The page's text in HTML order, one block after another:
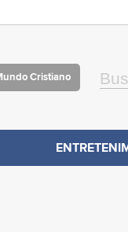
Cristiano